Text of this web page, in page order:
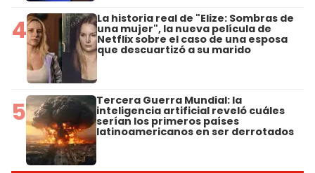
4 La historia real de "Elize: Sombras de
una mujer", la nueva película de
Netflix sobre el caso de una esposa
que descuartizó a su marido
5 Tercera Guerra Mundial: la
inteligencia artificial reveló cuáles
serían los primeros países
latinoamericanos en ser derrotados